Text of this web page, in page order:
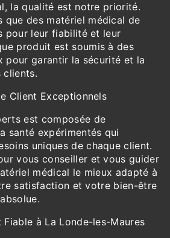
la qualité est notre priorité.
que des matériel médical de
pour leur fiabilité et leur
produit est soumis à des
pour garantir la sécurité et la
clients.
Client Exceptionnels
est composée de
santé expérimentés qui
uniques de chaque client.
vous conseiller et vous guider
médical le mieux adapté à
satisfaction et votre bien-être
Fiable à La Londe-les-Maures